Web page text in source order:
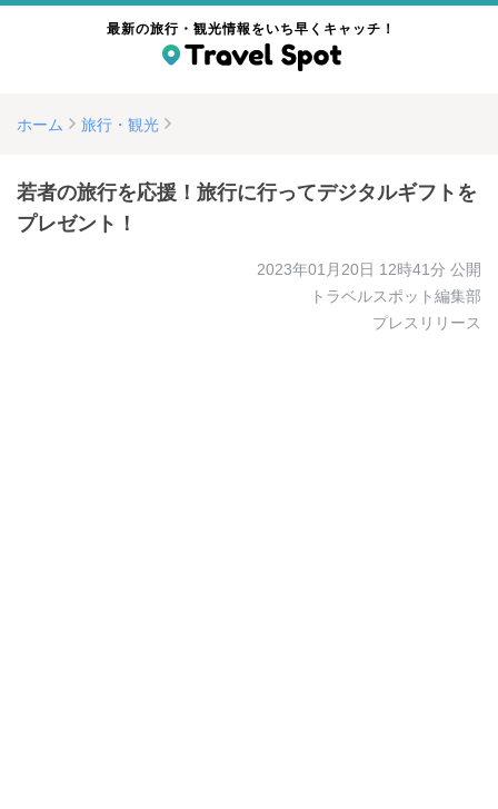
最新の旅行・観光情報をいち早くキャッチ！
ホーム 旅行・観光
若者の旅行を応援！旅行に行ってデジタルギフトを
プレゼント！
2023年01月20日 12時41分 公開
トラベルスポット編集部
プレスリリース